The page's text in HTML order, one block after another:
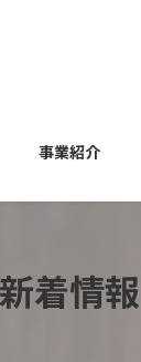
事業紹介
新着情報